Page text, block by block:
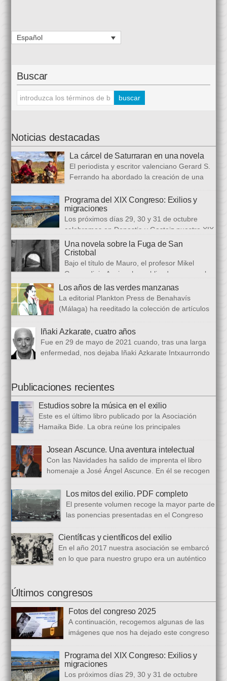
Español
Buscar
Noticias destacadas
La cárcel de Saturraran en una novela
El periodista y escritor valenciano Gerard S.
Ferrando ha abordado la creación de una
realidad actual, con numerosas referencias al pasado. El ciclo
se inició en 2024 con Cariño, soy un iai@flauta, continuó en
2025 con Los abrazos aplazados y finalizará con Las
ausencias que heredamos, directamente ligada […]
Programa del XIX Congreso: Exilios y
migraciones
Los próximos días 29, 30 y 31 de octubre
celebramos en Donostia y Gasteiz nuestro XIX
congreso internacional, con especialistas de muy diversas
universidades y procedencias. En esta ocasión se trata de
establecer paralelismos entre los fugitivos de la Guerra Civil
española y estos otros hombres y mujeres que arriban a
nuestro país desde territorios […]
Una novela sobre la Fuga de San
Cristobal
Bajo el título de Mauro, el profesor Mikel
Guerendiain Azpiroz ha publicado una novela
histórica en castellano en la que ficciona los sucesos de la
tristemente fuga del fuerte de San Cristobal, en el monte
Ezkaba, una de las mayores evasiones carcelarias de Europa,
que se convirtió en un auténtico baño de sangre: 206
republicanos […]
Los años de las verdes manzanas
La editorial Plankton Press de Benahavís
(Málaga) ha reeditado la colección de artículos
de las verdes manzanas” Cecilia García de Guilarte publicó del
1 de marzo al 24 de octubre de 1968, en el periódico franquista
La Voz de España. Esta colección, dieciséis artículos, había
sido parcialmente […]
Iñaki Azkarate, cuatro años
Fue en 29 de mayo de 2021 cuando, tras una larga
enfermedad, nos dejaba Iñaki Azkarate Intxaurrondo
desde sus mismos inicios. Entre nosotros dejó el recuerdo de
una persona trabajadora y comprometida, que huía de
protagonismos y cargos oficiales. Sus aficiones […]
Publicaciones recientes
Estudios sobre la música en el exilio
Este es el último libro publicado por la Asociación
Hamaika Bide. La obra reúne los principales
celebrado en 2023. Bajo ese epígrafe se han recogido un total
de dieciséis ponencias. El libro se ha estructurado en tres
bloques. En el primero se analizan aspectos generales del arte
popular […]
Josean Ascunce. Una aventura intelectual
Con las Navidades ha salido de imprenta el libro
homenaje a José Ángel Ascunce. En él se recogen
desde diferentes perspectivas, incluyendo una detallada
biografía, bibliografía y una recopilación fotográfica. Los
coordinadores han sido Carmen Gil Fombellida y José Ramón
Zabala. Con ellos han particidado once escritores: […]
Los mitos del exilio. PDF completo
El presente volumen recoge la mayor parte de
las ponencias presentadas en el Congreso
primera vez, hemos acordado difundirlo, además de en
formato papel, en formato PDF con la finalidad de reducir los
costes de correo que supone su difusión. En este PDF es
posible acceder a todos […]
Científicas y científicos del exilio
En el año 2017 nuestra asociación se embarcó
en lo que para nuestro grupo era un auténtico
ciencia del exilio. El objetivo era recuperar y difundir las figuras
y la obra de los científicos y científicas que tuvieron que […]
Últimos congresos
Fotos del congreso 2025
A continuación, recogemos algunas de las
imágenes que nos ha dejado este congreso
distintos escenarios de la Diputación Foral del Gipuzkoa, la
Biblioteca Carlos Santamaría y la Facultad de Letras de la
Universidad del País Vasco en Gasteiz.
Programa del XIX Congreso: Exilios y
migraciones
Los próximos días 29, 30 y 31 de octubre